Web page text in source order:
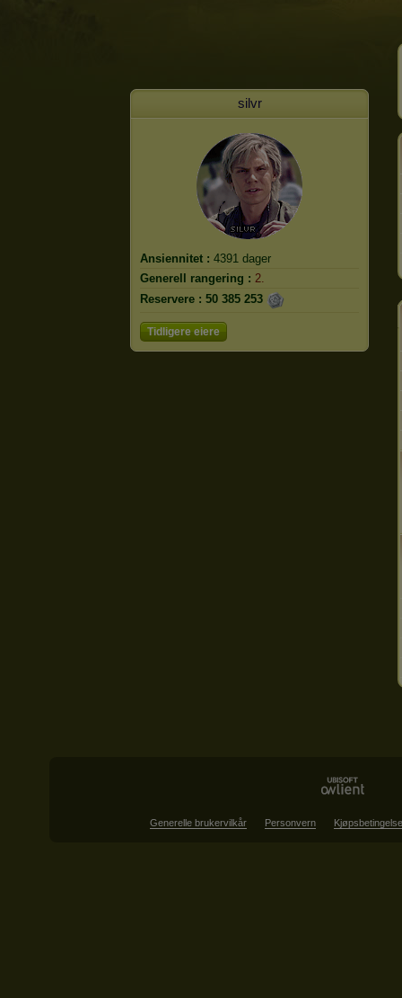
silvr
Ansiennitet : 4391 dager
Generell rangering : 2.
Reservere : 50 385 253
Tidligere eiere
Generelle brukervilkår Personvern